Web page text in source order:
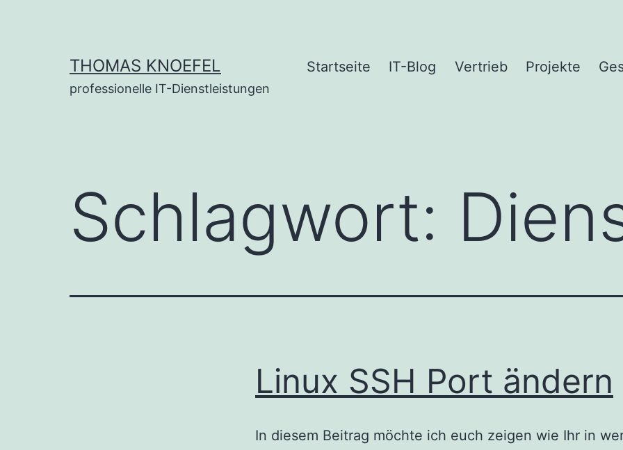
THOMAS KNOEFEL
professionelle IT-Dienstleistungen
Startseite IT-Blog Vertrieb Projekte
Schlagwort:
Linux SSH Port ändern
In diesem Beitrag möchte ich euch zeigen wie Ihr in